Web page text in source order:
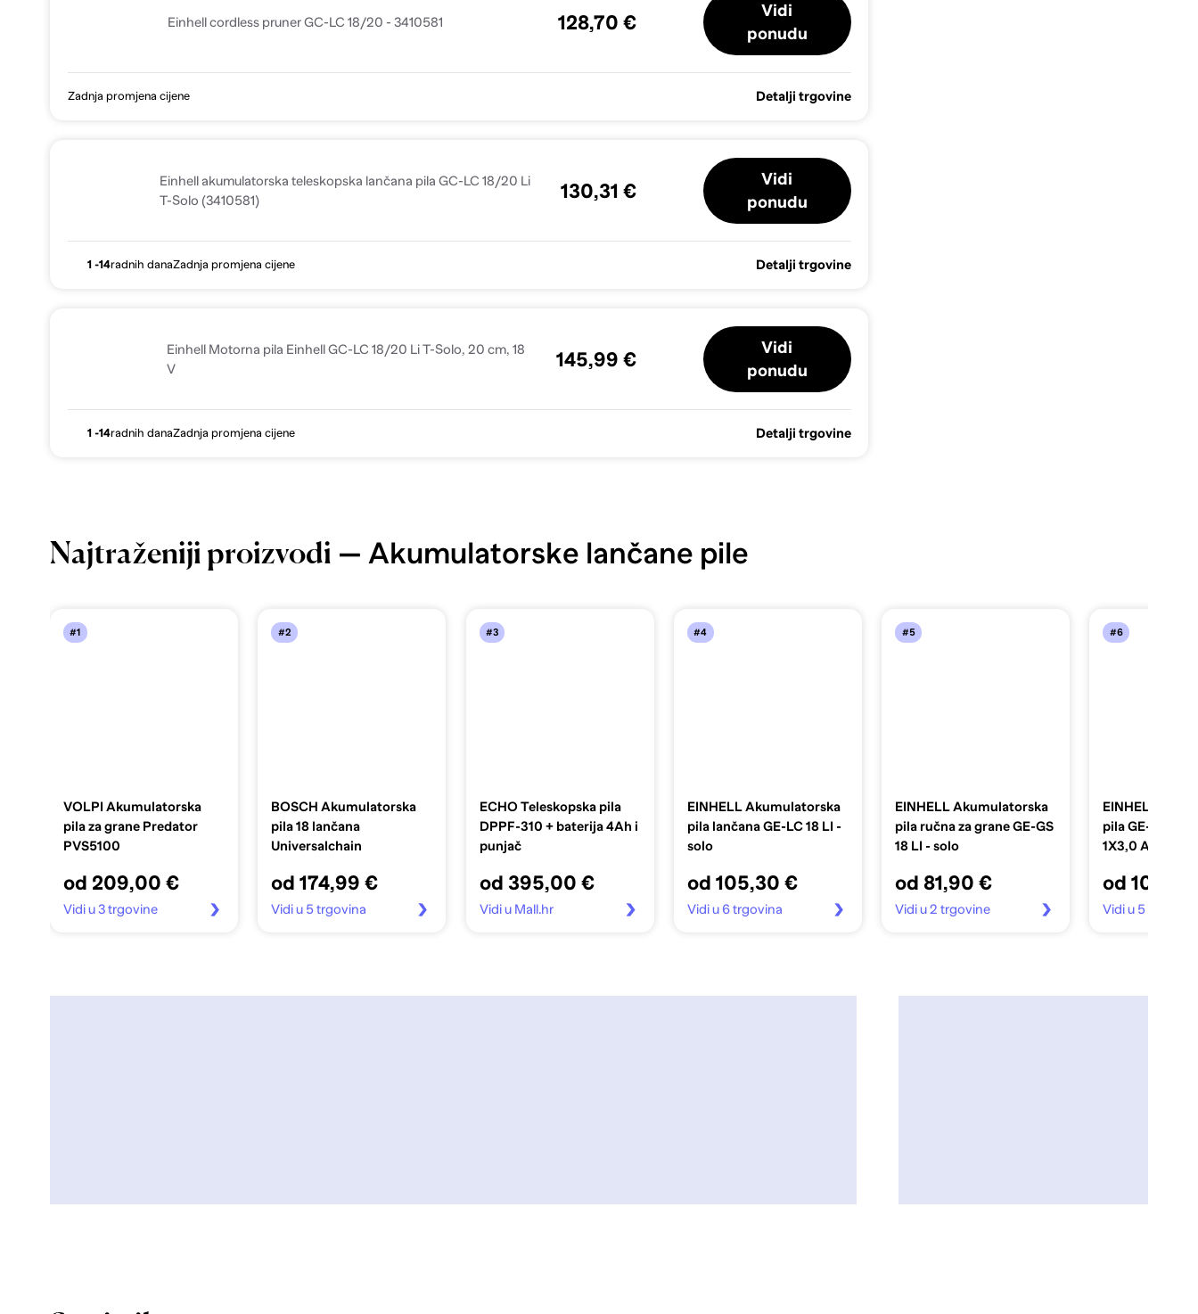
Einhell cordless pruner GC-LC 18/20 - 3410581 128,70 €
Vidi
ponudu
Zadnja promjena cijene Detalji trgovine
Einhell akumulatorska teleskopska lančana pila GC-LC 18/20 Li
T-Solo (3410581)
130,31 €
Vidi
ponudu
1 -14radnih danaZadnja promjena cijene Detalji trgovine
Einhell Motorna pila Einhell GC-LC 18/20 Li T-Solo, 20 cm, 18
V
145,99 €
Vidi
ponudu
1 -14radnih danaZadnja promjena cijene Detalji trgovine
Najtraženiji proizvodi — Akumulatorske lančane pile
#1
VOLPI Akumulatorska
pila za grane Predator
PVS5100
od 209,00 €
Vidi u 3 trgovine
#2
BOSCH Akumulatorska
pila 18 lančana
Universalchain
od 174,99 €
Vidi u 5 trgovina
#3
ECHO Teleskopska pila
DPPF-310 + baterija 4Ah i
punjač
od 395,00 €
Vidi u Mall.hr
#4
EINHELL Akumulatorska
pila lančana GE-LC 18 LI -
solo
od 105,30 €
Vidi u 6 trgovina
#5
EINHELL Akumulatorska
pila ručna za grane GE-GS
18 LI - solo
od 81,90 €
Vidi u 2 trgovine
#6
EINHELL
pila GE-LC 18
1X3,0 Ah SET
od
Vidi u 5 trgovina